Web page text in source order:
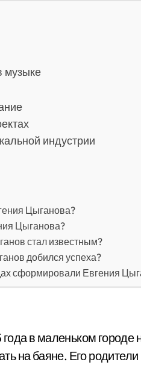
музыке
индустрии
Цыганова?
Цыганова?
стал известным?
добился успеха?
сформировали Евгения
в маленьком городе
на баяне. Его